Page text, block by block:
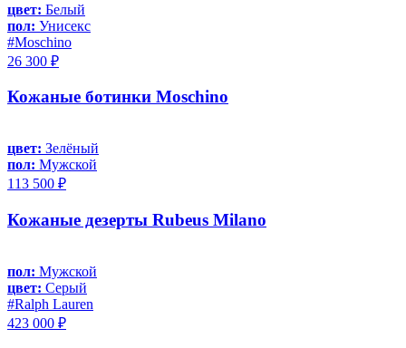
цвет: Белый
пол: Унисекс
#Moschino
26 300 ₽
Кожаные ботинки Moschino
цвет: Зелёный
пол: Мужской
113 500 ₽
Кожаные дезерты Rubeus Milano
пол: Мужской
цвет: Серый
#Ralph Lauren
423 000 ₽